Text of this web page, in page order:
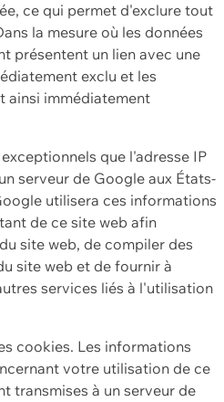
ce qui permet d'exclure tout
la mesure où les données
présentent un lien avec une
exclu et les
ainsi immédiatement
que l'adresse IP
serveur de Google aux États-
utilisera ces informations
de ce site web afin
site web, de compiler des
site web et de fournir à
services liés à l'utilisation
cookies. Les informations
votre utilisation de ce
transmises à un serveur de